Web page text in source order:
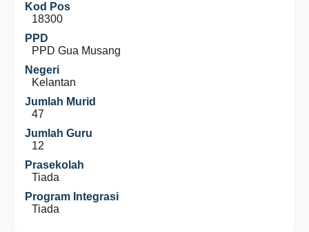
Kod Pos
18300
PPD
PPD Gua Musang
Negeri
Kelantan
Jumlah Murid
47
Jumlah Guru
12
Prasekolah
Tiada
Program Integrasi
Tiada